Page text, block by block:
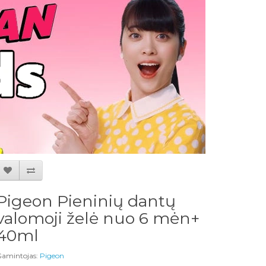
Pieninių dantų
želė nuo 6 mėn+
Pigeon